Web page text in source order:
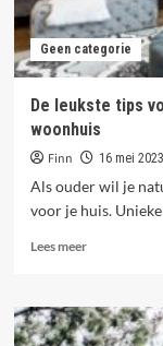
Geen categorie
De leukste tips
woonhuis
Finn 16 mei 2023
Als ouder wil je
voor je huis.
Lees meerLees
De
leukste